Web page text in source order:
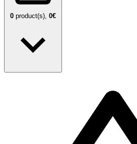
0 product(s), 0€